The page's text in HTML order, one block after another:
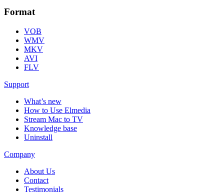
Format
VOB
WMV
MKV
AVI
FLV
Support
What’s new
How to Use Elmedia
Stream Mac to TV
Knowledge base
Uninstall
Company
About Us
Contact
Testimonials